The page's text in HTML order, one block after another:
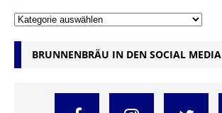
BRUNNENBRÄU IN DEN SOCIAL MEDIA